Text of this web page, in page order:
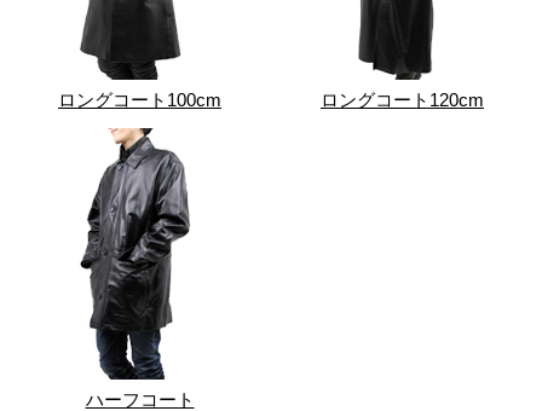
ロングコート100cm ロングコート120cm
ハーフコート